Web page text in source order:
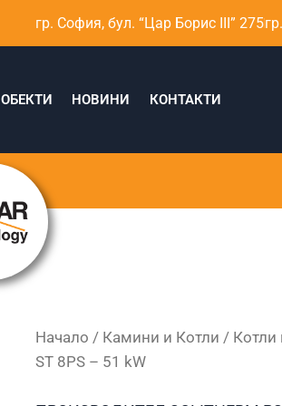
гр. София, бул. “Цар Борис III” 275
ОБЕКТИ НОВИНИ КОНТАКТИ
Начало / Камини и Котли / Котли
ST 8PS – 51 kW